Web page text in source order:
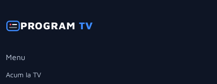
PROGRAMTV
Menu
Acum la TV